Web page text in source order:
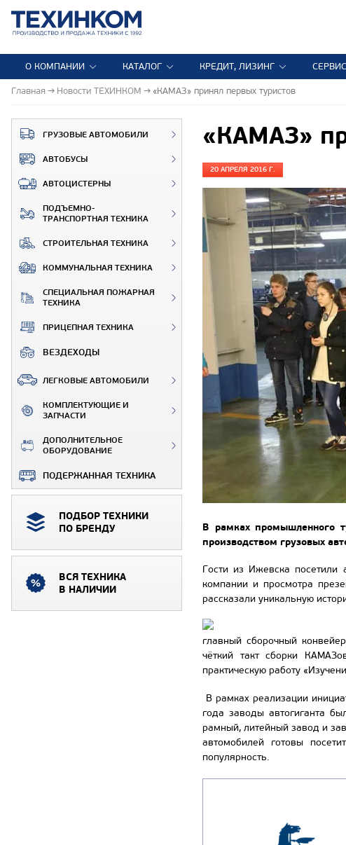
О КОМПАНИИ КАТАЛОГ КРЕДИТ, ЛИЗИНГ СЕРВИС
Главная Новости ТЕХИНКОМ «КАМАЗ» принял первых туристов
ГРУЗОВЫЕ АВТОМОБИЛИ
АВТОБУСЫ
АВТОЦИСТЕРНЫ
ПОДЪЕМНО-
ТРАНСПОРТНАЯ ТЕХНИКА
СТРОИТЕЛЬНАЯ ТЕХНИКА
КОММУНАЛЬНАЯ ТЕХНИКА
СПЕЦИАЛЬНАЯ ПОЖАРНАЯ
ТЕХНИКА
ПРИЦЕПНАЯ ТЕХНИКА
ВЕЗДЕХОДЫ
ЛЕГКОВЫЕ АВТОМОБИЛИ
КОМПЛЕКТУЮЩИЕ И
ЗАПЧАСТИ
ДОПОЛНИТЕЛЬНОЕ
ОБОРУДОВАНИЕ
ПОДЕРЖАННАЯ ТЕХНИКА
ПОДБОР ТЕХНИКИ
ПО БРЕНДУ
ВСЯ ТЕХНИКА
В НАЛИЧИИ
«КАМАЗ»
20 АПРЕЛЯ 2016 Г.
В рамках промышленного
производством грузовых
Гости из Ижевска
компании и просмотра
рассказали уникальную
главный сборочный
чёткий такт сборки
практическую работу
В рамках реализации
года заводы автогиганта
рамный, литейный завод и
автомобилей готовы
популярность.